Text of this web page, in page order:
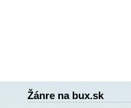
Žánre na bux.sk